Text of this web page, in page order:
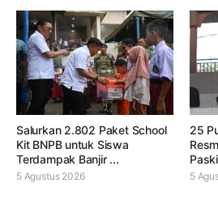
Salurkan 2.802 Paket School
Kit BNPB untuk Siswa
Terdampak Banjir ...
5 Agustus 2026
25
5